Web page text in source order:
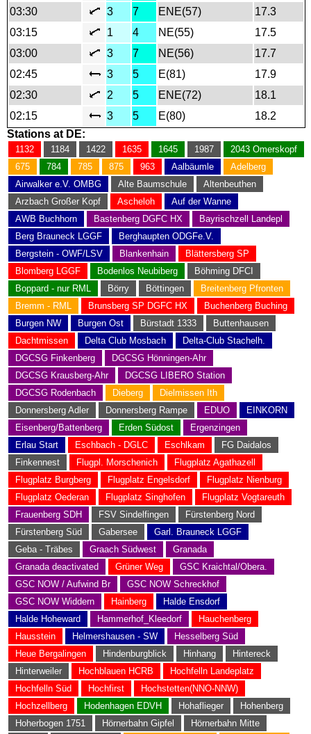
03:30
3 7 ENE(57)
17.3
03:15
1 4 NE(55)
17.5
03:00
3 7 NE(56)
17.7
02:45
3 5 E(81)
17.9
02:30
2 5 ENE(72)
18.1
02:15
3 5 E(80)
18.2
Stations at DE:
1132 1184 1422 1635 1645 1987
2043 Omerskopf
675
784 785 875 963 Aalbäumle
Adelberg
Airwalker e.V. OMBG
Alte Baumschule
Altenbeuthen
Arzbach Großer Kopf
Ascheloh
Auf der Wanne
AWB Buchhorn
Bastenberg DGFC HX
Bayrischzell Landepl
Berg Brauneck LGGF
Berghaupten ODGFe.V.
Bergstein - OWF/LSV
Blankenhain
Blättersberg SP
Blomberg LGGF
Bodenlos Neubiberg
Böhming DFCI
Boppard - nur RML
Börry Böttingen
Breitenberg Pfronten
Bremm - RML
Brunsberg SP DGFC HX
Buchenberg Buching
Burgen NW
Burgen Ost Bürstadt 1333
Buttenhausen
Dachtmissen
Delta Club Mosbach
Delta-Club Stachelh.
DGCSG Finkenberg
DGCSG Hönningen-Ahr
DGCSG Krausberg-Ahr
DGCSG LIBERO Station
DGCSG Rodenbach
Dieberg
Dielmissen Ith
Donnersberg Adler
Donnersberg Rampe EDUO
EINKORN
Eisenberg/Battenberg
Erden Südost
Ergenzingen
Erlau Start
Eschbach - DGLC Eschlkam
FG Daidalos
Finkennest
Flugpl. Morschenich
Flugplatz Agathazell
Flugplatz Burgberg
Flugplatz Engelsdorf
Flugplatz Nienburg
Flugplatz Oederan
Flugplatz Singhofen
Flugplatz Vogtareuth
Frauenberg SDH
FSV Sindelfingen
Fürstenberg Nord
Fürstenberg Süd
Gabersee
Garl. Brauneck LGGF
Geba - Träbes
Graach Südwest
Granada
Granada deactivated
Grüner Weg
GSC Kraichtal/Obera.
GSC NOW / Aufwind Br
GSC NOW Schreckhof
GSC NOW Widdern
Hainberg
Halde Ensdorf
Halde Hoheward
Hammerhof_Kleedorf
Hauchenberg
Hausstein
Helmershausen - SW
Hesselberg Süd
Heue Bergalingen
Hindenburgblick Hinhang
Hintereck
Hinterweiler
Hochblauen HCRB
Hochfelln Landeplatz
Hochfelln Süd
Hochfirst
Hochstetten(NNO-NNW)
Hochzellberg
Hodenhagen EDVH Hohaflieger
Hohenberg
Hoherbogen 1751
Hörnerbahn Gipfel
Hörnerbahn Mitte